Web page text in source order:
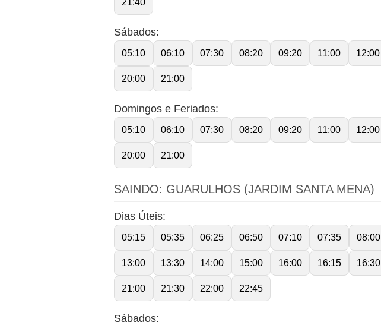
Sábados:
05:10 06:10 07:30 08:20 09:20 11:00 12:00
20:00 21:00
Domingos e Feriados:
05:10 06:10 07:30 08:20 09:20 11:00 12:00
20:00 21:00
SAINDO: GUARULHOS (JARDIM SANTA MENA)
Dias Úteis:
05:15 05:35 06:25 06:50 07:10 07:35 08:00
13:00 13:30 14:00 15:00 16:00 16:15 16:30
21:00 21:30 22:00 22:45
Sábados: